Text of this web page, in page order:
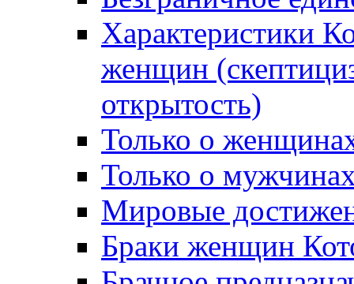
Характеристики
женщин
открытость)
Только о
Только о
Мировые
Браки женщин